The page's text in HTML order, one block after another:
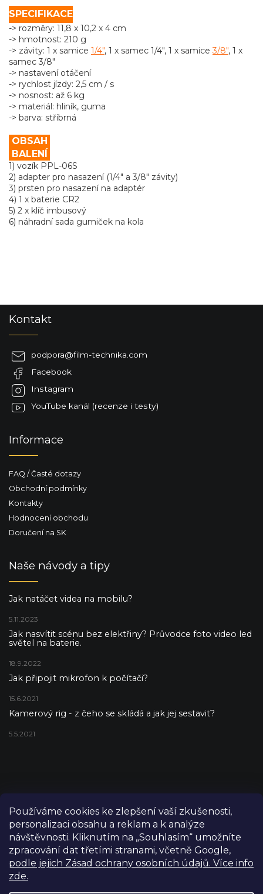
Používáme cookies ke zlepšení vaší zkušenosti,
personalizaci obsahu a reklam a k analýze
návštěvnosti. Kliknutím na „Souhlasím“ umožníte
zpracování dat třetími stranami, včetně Google,
podle jejich Zásad ochrany osobních údajů. Více info
zde.
SPECIFIKACE
-> rozměry: 11,8 x 10,2 x 4 cm
-> hmotnost: 210 g
-> závity: 1 x samice 1/4", 1 x samec 1/4", 1 x samice3/8", 1 x
samec 3/8"
-> nastavení otáčení
-> rychlost jízdy: 2,5 cm / s
-> nosnost: až 6 kg
-> materiál: hliník, guma
-> barva: stříbrná
OBSAH
BALENÍ
1) vozík PPL-06S
2) adapter pro nasazení (1/4" a 3/8" závity)
3) prsten pro nasazení na adaptér
4) 1 x baterie CR2
5) 2 x klíč imbusový
6) náhradní sada gumiček na kola
Kontakt
podpora@film-technika.com
Facebook
Instagram
YouTube kanál (recenze i testy)
Informace
FAQ / Časté dotazy
Obchodní podmínky
Kontakty
Hodnocení obchodu
Doručení na SK
Naše návody a tipy
Jak natáčet videa na mobilu?
5.11.2023
Jak nasvítit scénu bez elektřiny? Průvodce foto video led
světel na baterie.
18.9.2022
Jak připojit mikrofon k počítači?
15.6.2021
Kamerový rig - z čeho se skládá a jak jej sestavit?
5.5.2021
Copyright 2026FILM-TECHNIKA. Všechna práva vyhrazena.